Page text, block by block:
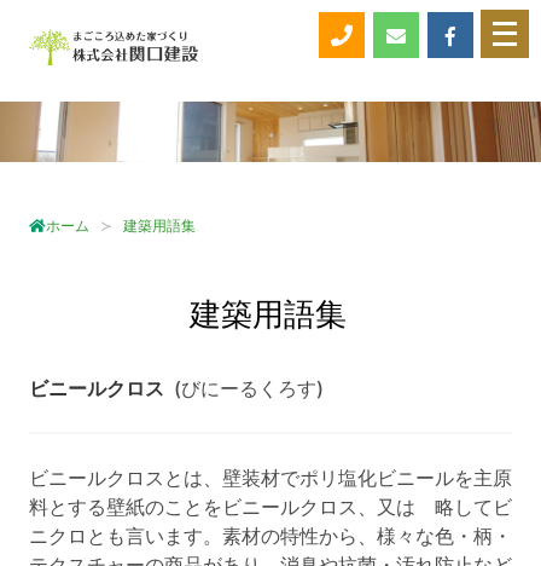
メ
ニ
ー
を
開
ホーム 建築用語集
建築用語集
ビニールクロス (びにーるくろす)
ビニールクロスとは、壁装材でポリ塩化ビニールを主原
料とする壁紙のことをビニールクロス、又は 略してビ
ニクロとも言います。素材の特性から、様々な色・柄・